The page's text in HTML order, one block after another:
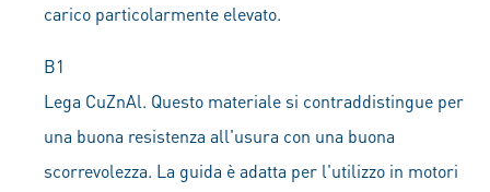
carico particolarmente elevato.
B1
Lega CuZnAl. Questo materiale si contraddistingue per
una buona resistenza all'usura con una buona
scorrevolezza. La guida è adatta per l'utilizzo in motori